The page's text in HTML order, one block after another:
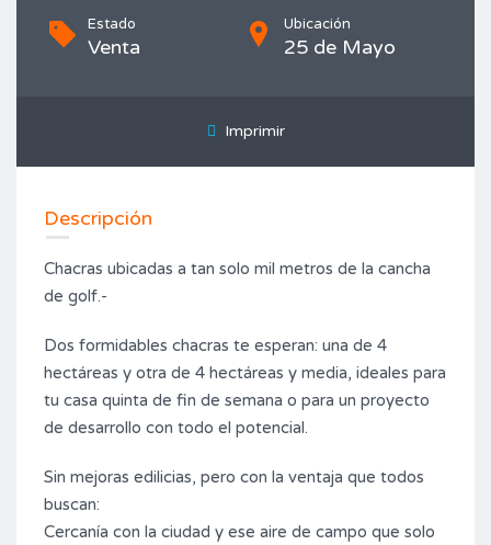
Estado
Venta
Ubicación
25 de Mayo
Imprimir
Descripción
Chacras ubicadas a tan solo mil metros de la cancha
de golf.-
Dos formidables chacras te esperan: una de 4
hectáreas y otra de 4 hectáreas y media, ideales para
tu casa quinta de fin de semana o para un proyecto
de desarrollo con todo el potencial.
Sin mejoras edilicias, pero con la ventaja que todos
buscan:
Cercanía con la ciudad y ese aire de campo que solo